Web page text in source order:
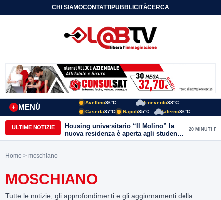
CHI SIAMOCONTATTIPUBBLICITÀCERCA
MENÙ
+
Avellino36°C Benevento38°C
Caserta37°C Napoli35°C Salerno36°C
ULTIME NOTIZIE
Housing universitario “Il Molino” la
nuova residenza è aperta agli studenti
del Conservatorio “Nicola Sala” e
20 MINUTI FA
Home > moschiano
MOSCHIANO
Tutte le notizie, gli approfondimenti e gli aggiornamenti della